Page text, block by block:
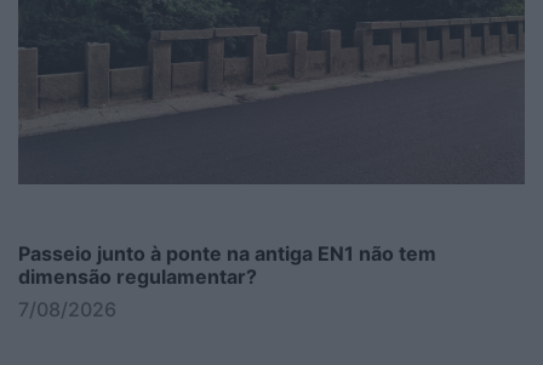
Passeio junto à ponte na antiga EN1 não tem
dimensão regulamentar?
7/08/2026